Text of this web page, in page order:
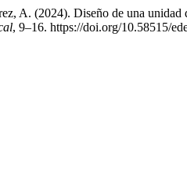
A. (2024). Diseño de una
, 9–16. https://doi.org/10.58515/